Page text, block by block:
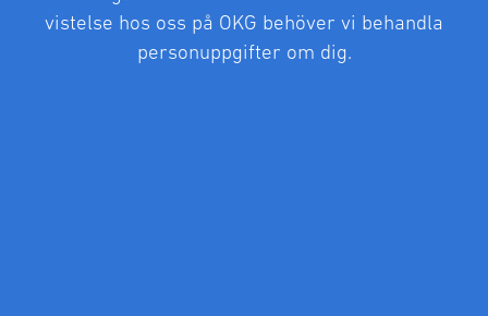
vistelse hos oss på OKG behöver vi behandla
personuppgifter om dig.